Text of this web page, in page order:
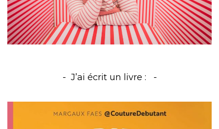
J’ai écrit un livre :